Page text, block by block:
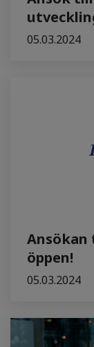
05.03.2024
Ansökan
öppen!
05.03.2024